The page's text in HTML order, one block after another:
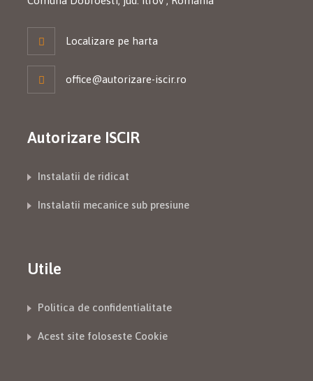
Localizare pe harta
office@autorizare-iscir.ro
Autorizare ISCIR
Instalatii de ridicat
Instalatii mecanice sub presiune
Utile
Politica de confidentialitate
Acest site foloseste Cookie